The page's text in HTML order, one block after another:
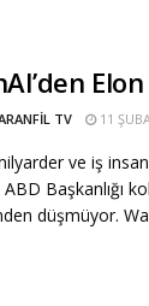
TV 11
ve iş
Başkanlığı
düşmüyor.